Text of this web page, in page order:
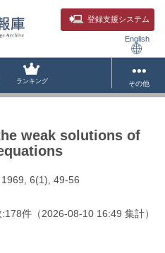
登録支援システム
English
ランキング その他
weak solutions of
6(1), 49-56
178件 （2026-08-10 16:49 集計）